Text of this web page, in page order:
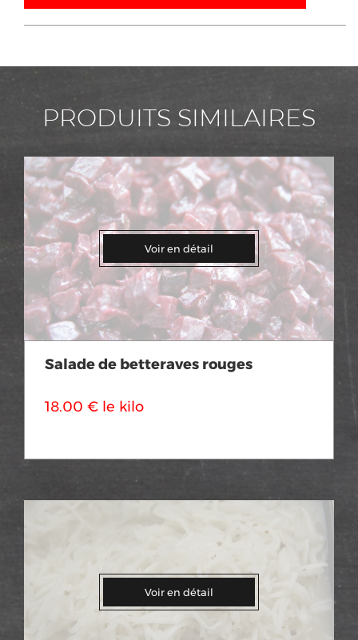
PRODUITS SIMILAIRES
Voir en détail
Salade de betteraves rouges
18.00 € le kilo
Voir en détail